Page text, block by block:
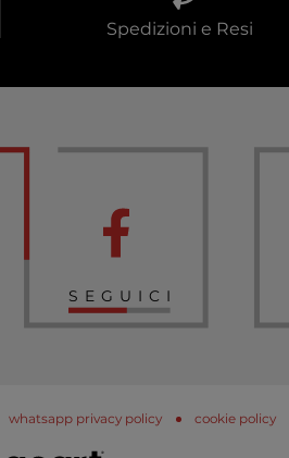
Spedizioni e Resi
SEGUICI
whatsapp privacy policy cookie policy